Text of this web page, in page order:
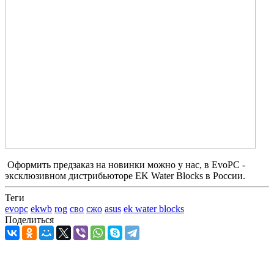
Оформить предзаказ на новинки можно у нас, в EvoPC -
эксклюзивном дистрибьюторе EK Water Blocks в России.
Теги
evopc ekwb rog сво сжо asus ek water blocks
Поделиться